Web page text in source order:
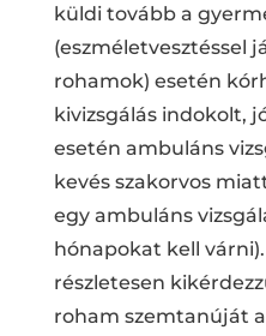
küldi tovább a
(eszméletvesztéssel
rohamok) esetén
kivizsgálás indokolt,
esetén ambuláns
kevés szakorvos
egy ambuláns
hónapokat kell
részletesen
roham szemtanúját